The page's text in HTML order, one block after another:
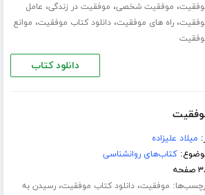
، موفقیت شخصی، موفقیت در زندگی، عامل
،راه های موفقیت،دانلود کتاب موفقیت، موانع
دانلود کتاب
میلاد علیزاده
کتاب‌های روانشناسی
موفقیت،دانلود کتاب موفقیت،رسیدن به